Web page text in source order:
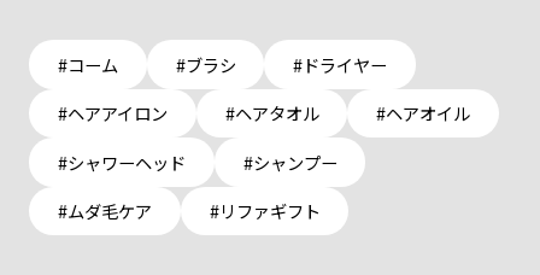
#コーム #ブラシ
#ドライヤー
#ヘアアイロン
#ヘアタオル
#ヘアオイル
#シャワーヘッド
#シャンプー
#ムダ毛ケア
#リファギフト